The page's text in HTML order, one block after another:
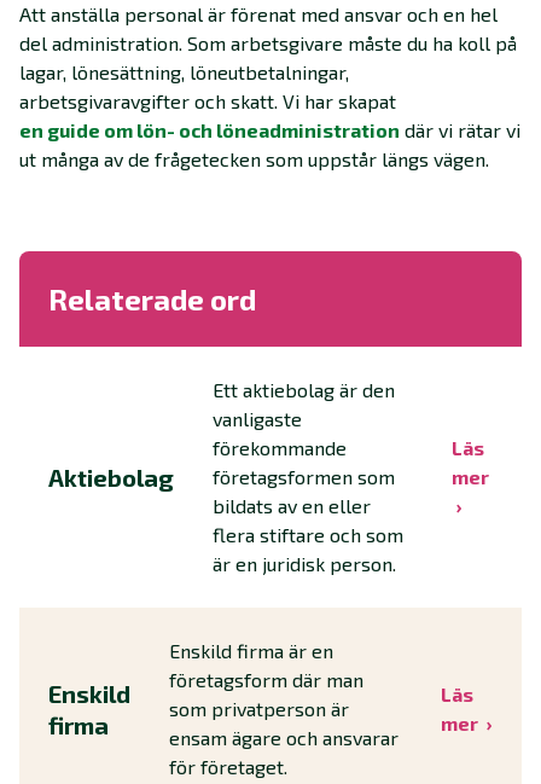
Att anställa personal är förenat med ansvar och en hel
del administration. Som arbetsgivare måste du ha koll på
lagar, lönesättning, löneutbetalningar,
arbetsgivaravgifter och skatt. Vi har skapat
en guide om lön- och löneadministration där vi rätar vi
ut många av de frågetecken som uppstår längs vägen.
Relaterade ord
Aktiebolag
Ett aktiebolag är den
vanligaste
förekommande
företagsformen som
bildats av en eller
flera stiftare och som
är en juridisk person.
Läs
mer
Enskild
firma
Enskild firma är en
företagsform där man
som privatperson är
ensam ägare och ansvarar
för företaget.
Läs
mer